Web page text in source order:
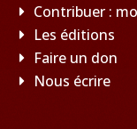
Contribuer :
Les éditions
Faire un don
Nous écrire